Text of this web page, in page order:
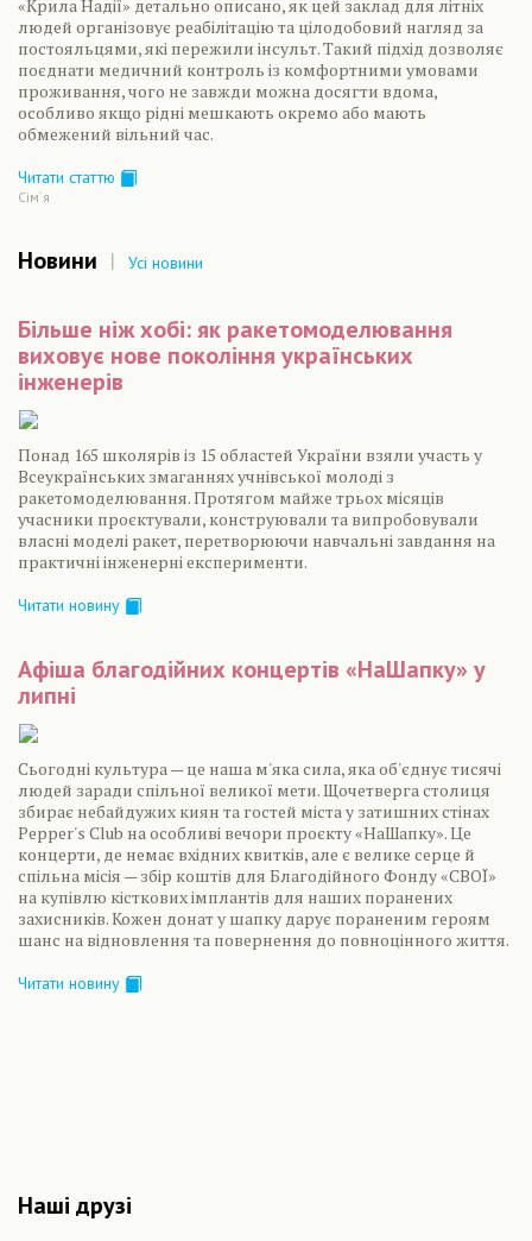
«Крила Надії» детально описано, як цей заклад для літніх
людей організовує реабілітацію та цілодобовий нагляд за
постояльцями, які пережили інсульт. Такий підхід дозволяє
поєднати медичний контроль із комфортними умовами
проживання, чого не завжди можна досягти вдома,
особливо якщо рідні мешкають окремо або мають
обмежений вільний час.
Читати статтю
Сiм´я
Новини | Усі новини
Більше ніж хобі: як ракетомоделювання
виховує нове покоління українських
інженерів
Понад 165 школярів із 15 областей України взяли участь у
Всеукраїнських змаганнях учнівської молоді з
ракетомоделювання. Протягом майже трьох місяців
учасники проєктували, конструювали та випробовували
власні моделі ракет, перетворюючи навчальні завдання на
практичні інженерні експерименти.
Читати новину
Афіша благодійних концертів «НаШапку» у
липні
Сьогодні культура — це наша м'яка сила, яка об'єднує тисячі
людей заради спільної великої мети. Щочетверга столиця
збирає небайдужих киян та гостей міста у затишних стінах
Pepper's Club на особливі вечори проєкту «НаШапку». Це
концерти, де немає вхідних квитків, але є велике серце й
спільна місія — збір коштів для Благодійного Фонду «СВОЇ»
на купівлю кісткових імплантів для наших поранених
захисників. Кожен донат у шапку дарує пораненим героям
шанс на відновлення та повернення до повноцінного життя.
Читати новину
Наші друзі